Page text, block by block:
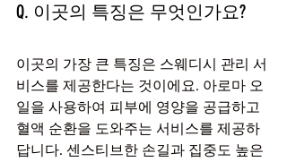
Q. 이곳의 특징은 무엇인가요?
이곳의 가장 큰 특징은 스웨디시 관리 서
비스를 제공한다는 것이에요. 아로마 오
일을 사용하여 피부에 영양을 공급하고
혈액 순환을 도와주는 서비스를 제공하
답니다. 센스티브한 손길과 집중도 높은